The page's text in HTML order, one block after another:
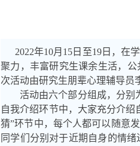
2022年10月15日至19日，在学
聚力，丰富研究生课余生活，公
次活动由研究生朋辈心理辅导员
活动由六个部分组成，分别
自我介绍环节中，大家充分介
猜”环节中，每个人都可以随意
同学们分别对于近期自身的情